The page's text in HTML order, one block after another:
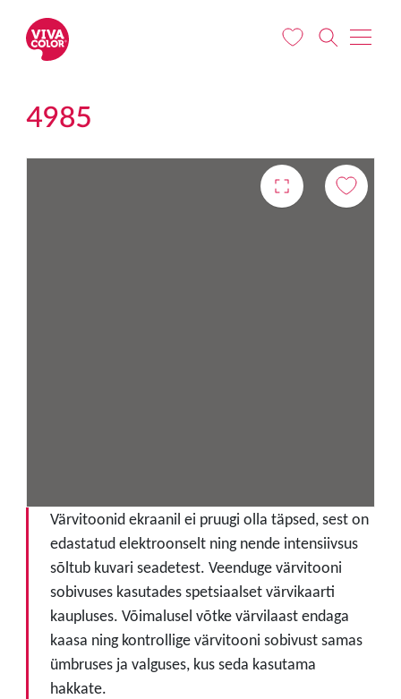
4985
Värvitoonid ekraanil ei pruugi olla täpsed, sest on
edastatud elektroonselt ning nende intensiivsus
sõltub kuvari seadetest. Veenduge värvitooni
sobivuses kasutades spetsiaalset värvikaarti
kaupluses. Võimalusel võtke värvilaast endaga
kaasa ning kontrollige värvitooni sobivust samas
ümbruses ja valguses, kus seda kasutama
hakkate.